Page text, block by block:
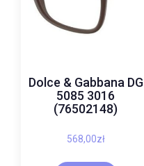
Dolce & Gabbana DG
5085 3016
(76502148)
568,00zł